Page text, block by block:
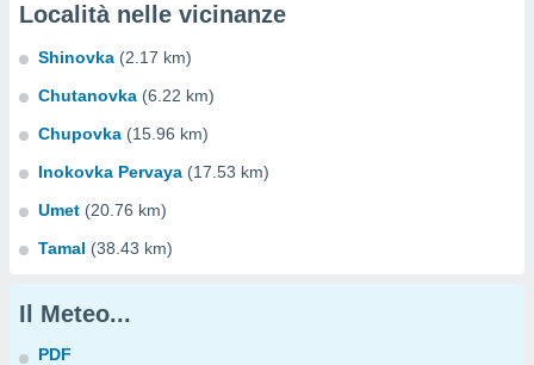
Località nelle vicinanze
Shinovka (2.17 km)
Chutanovka (6.22 km)
Chupovka (15.96 km)
Inokovka Pervaya (17.53 km)
Umet (20.76 km)
Tamal (38.43 km)
Il Meteo...
PDF